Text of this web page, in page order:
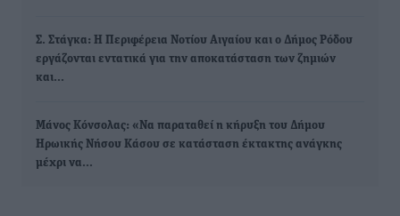
Σ. Στάγκα: Η Περιφέρεια Νοτίου Αιγαίου και ο Δήμος Ρόδου
εργάζονται εντατικά για την αποκατάσταση των ζημιών
και…
Μάνος Κόνσολας: «Να παραταθεί η κήρυξη του Δήμου
Ηρωικής Νήσου Κάσου σε κατάσταση έκτακτης ανάγκης
μέχρι να…